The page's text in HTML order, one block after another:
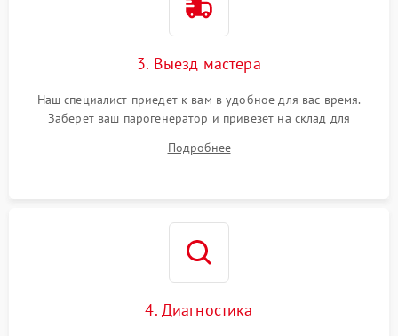
3. Выезд мастера
Наш специалист приедет к вам в удобное для вас время.
Заберет ваш парогенератор и привезет на склад для
Подробнее
4. Диагностика